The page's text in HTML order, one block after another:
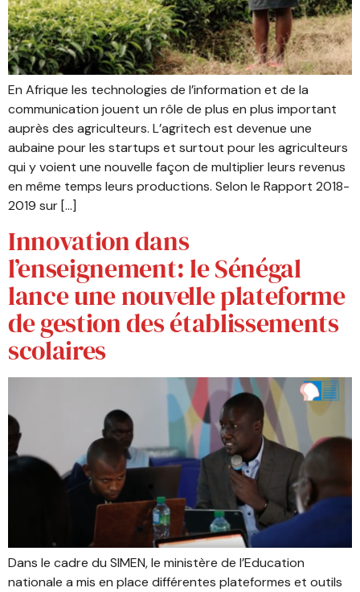
En Afrique les technologies de l’information et de la
communication jouent un rôle de plus en plus important
auprès des agriculteurs. L’agritech est devenue une
aubaine pour les startups et surtout pour les agriculteurs
qui y voient une nouvelle façon de multiplier leurs revenus
en même temps leurs productions. Selon le Rapport 2018-
2019 sur […]
Innovation dans
l’enseignement: le Sénégal
lance une nouvelle plateforme
de gestion des établissements
scolaires
Dans le cadre du SIMEN, le ministère de l’Education
nationale a mis en place différentes plateformes et outils